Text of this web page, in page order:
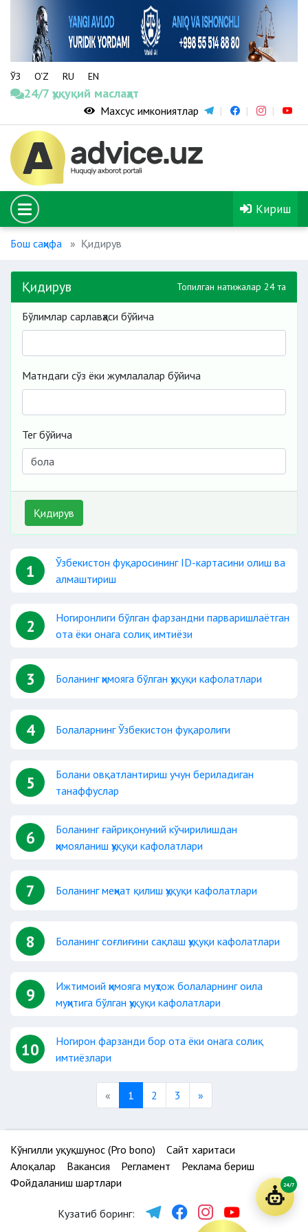
ЎЗ O‘Z RU EN
24/7 ҳуқуқий маслаҳат
Махсус имкониятлар
Кириш
Бош саҳифа Қидирув
Қидирув Топилган натижалар 24 та
Бўлимлар сарлавҳаси бўйича
Матндаги сўз ёки жумлалалар бўйича
Тег бўйича
Қидирув
1
Ўзбекистон фуқаросининг ID-картасини олиш ва
алмаштириш
2
Ногиронлиги бўлган фарзандни парваришлаётган
ота ёки онага солиқ имтиёзи
3 Боланинг ҳимояга бўлган ҳуқуқи кафолатлари
4 Болаларнинг Ўзбекистон фуқаролиги
5
Болани овқатлантириш учун бериладиган
танаффуслар
6
Боланинг ғайриқонуний кўчирилишдан
ҳимояланиш ҳуқуқи кафолатлари
7 Боланинг меҳнат қилиш ҳуқуқи кафолатлари
8 Боланинг соғлиғини сақлаш ҳуқуқи кафолатлари
9
Ижтимоий ҳимояга муҳтож болаларнинг оила
муҳитига бўлган ҳуқуқи кафолатлари
10
Ногирон фарзанди бор ота ёки онага солиқ
имтиёзлари
«Previous
1 2 3 »Next
Кўнгилли ҳуқуқшунос (Pro bono)
Сайт харитаси
Алоқалар
Вакансия Регламент
Реклама бериш
Фойдаланиш шартлари
Кузатиб боринг:
24/7